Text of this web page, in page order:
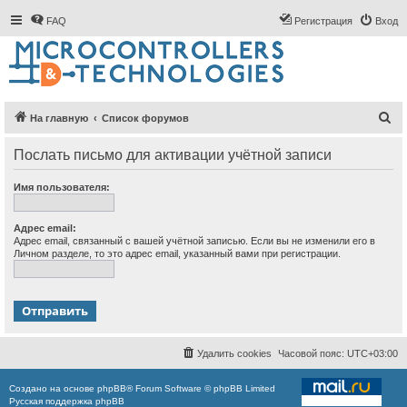
FAQ Вход
Регистрация
На главную Список форумов
Послать письмо для активации учётной записи
Имя пользователя:
Адрес email:
Адрес email, связанный с вашей учётной записью. Если вы не изменили его в
Личном разделе, то это адрес email, указанный вами при регистрации.
Часовой пояс: UTC+03:00
Удалить cookies
Создано на основе phpBB® Forum Software © phpBB Limited
Русская поддержка phpBB